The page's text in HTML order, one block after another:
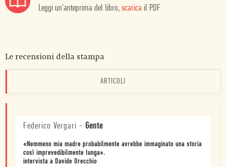
Leggi un'anteprima del libro, scarica il PDF
Le recensioni della stampa
ARTICOLI
Federico Vergari - Gente
«Nemmeno mia madre probabilmente avrebbe immaginato una storia
così imprevedibilmente lunga».
intervista a Davide Orecchio